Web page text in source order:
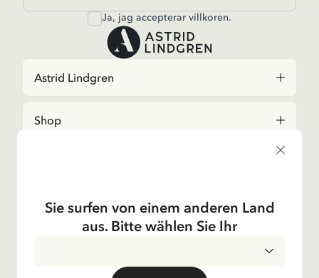
Ja, jag accepterar villkoren.
Astrid Lindgren
Shop
Unsere Operationen
Sie surfen von einem anderen Land
aus. Bitte wählen Sie Ihr